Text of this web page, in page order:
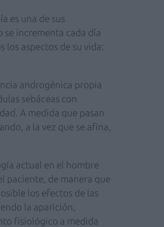
es una de sus
incrementa cada día
los aspectos de su vida:
androgénica propia
sebáceas con
A medida que pasan
a la vez que se afina,
actual en el hombre
paciente, de manera que
los efectos de las
la aparición,
fisiológico a medida